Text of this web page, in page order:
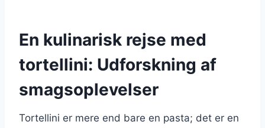
En kulinarisk rejse med
tortellini: Udforskning af
smagsoplevelser
Tortellini er mere end bare en pasta; det er en